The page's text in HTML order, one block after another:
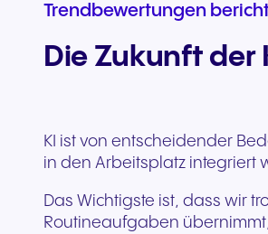
Trendbewertungen
Die Zukunft der
KI ist von entscheidender
in den Arbeitsplatz integriert
Das Wichtigste ist, dass wir
Routineaufgaben